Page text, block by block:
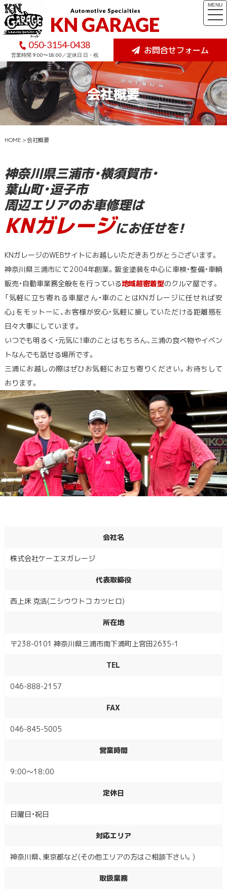
050-3154-0438
営業時間 9:00〜18:00／定休日 日・祝 お問合せフォーム
MENU
会社概要
HOME >会社概要
神奈川県三浦市・横須賀市・
葉山町・逗子市
周辺エリアのお車修理は
KNガレージにお任せを!
KNガレージのWEBサイトにお越しいただきありがとうございます。
神奈川県三浦市にて2004年創業。鈑金塗装を中心に車検・整備・車輌
販売・自動車業務全般をを行っている地域超密着型のクルマ屋です。
「気軽に立ち寄れる車屋さん・車のことはKNガレージに任せれば安
心」をモットーに、お客様が安心・気軽に接していただける距離感を
日々大事にしています。
いつでも明るく・元気に！車のことはもちろん、三浦の食べ物やイベン
トなんでも話せる場所です。
三浦にお越しの際はぜひお気軽にお立ち寄りください。お待ちして
おります。
会社名
株式会社ケーエヌガレージ
代表取締役
西上床 克浩(ニシウワトコ カツヒロ)
所在地
〒238-0101 神奈川県三浦市南下浦町上宮田2635-1
TEL
046-888-2157
FAX
046-845-5005
営業時間
9:00〜18:00
定休日
日曜日・祝日
対応エリア
神奈川県、東京都など(その他エリアの方はご相談下さい。)
取扱業務